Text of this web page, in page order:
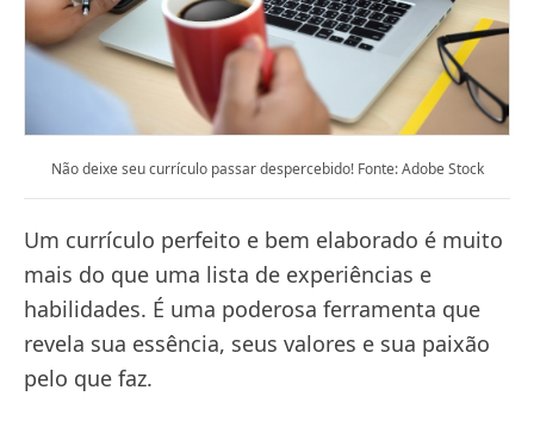
Não deixe seu currículo passar despercebido! Fonte: Adobe Stock
Um currículo perfeito e bem elaborado é muito
mais do que uma lista de experiências e
habilidades. É uma poderosa ferramenta que
revela sua essência, seus valores e sua paixão
pelo que faz.